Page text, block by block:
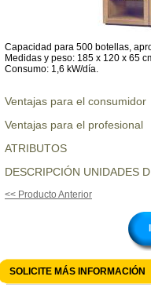
Capacidad para 500 botellas,
Medidas y peso: 185 x 120 x 65
Consumo: 1,6 kW/día.
Ventajas para el consumidor
Ventajas para el profesional
ATRIBUTOS
DESCRIPCIÓN UNIDADES
<< Producto Anterior
SOLICITE MÁS INFORMACIÓN